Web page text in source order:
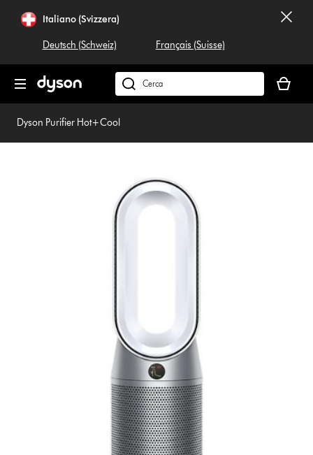
navigazioneItaliano (Svizzera)
Deutsch (Schweiz) Français (Suisse)
Cerca
su
carrello
è
Dyson Purifier Hot+Cool